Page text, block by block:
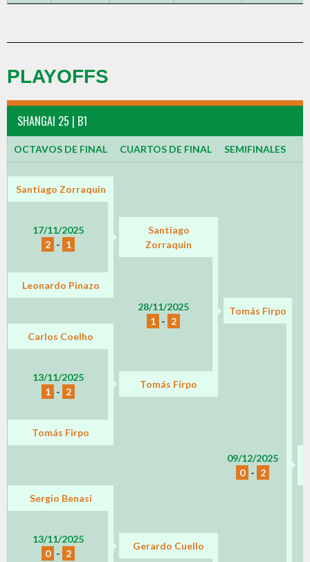
PLAYOFFS
SHANGAI 25 | B1
OCTAVOS DE FINAL CUARTOS DE FINAL SEMIFINALES
Santiago Zorraquin
17/11/2025
2 - 1
Santiago
Zorraquin
28/11/2025
1 - 2
Leonardo Pinazo
Tomás Firpo
Carlos Coelho
09/12/2025
0 - 2
13/11/2025
1 - 2
Tomás Firpo
Tomás Firpo
Sergio Benasi
13/11/2025
0 - 2
Gerardo Cuello